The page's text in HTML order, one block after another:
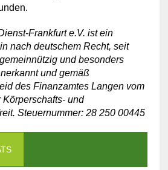
Frankfurt e.V. ist ein
nach deutschem Recht, seit
und besonders
und gemäß
des Finanzamtes Langen vom
und
Steuernummer: 28 250 00445